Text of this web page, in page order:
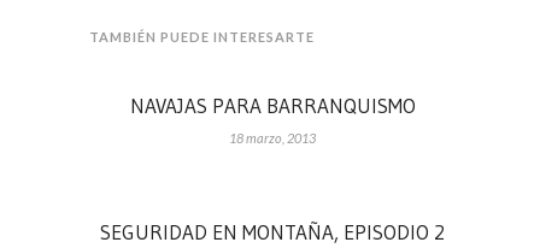
TAMBIÉN PUEDE INTERESARTE
NAVAJAS PARA BARRANQUISMO
18 marzo, 2013
SEGURIDAD EN MONTAÑA, EPISODIO 2